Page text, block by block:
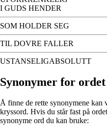
I GUDS HENDER
SOM HOLDER SEG
TIL DOVRE FALLER
USTANSELIGABSOLUTT
Synonymer for
Å finne de rette synonymene kan
kryssord. Hvis du står fast på
synonyme ord du kan bruke: